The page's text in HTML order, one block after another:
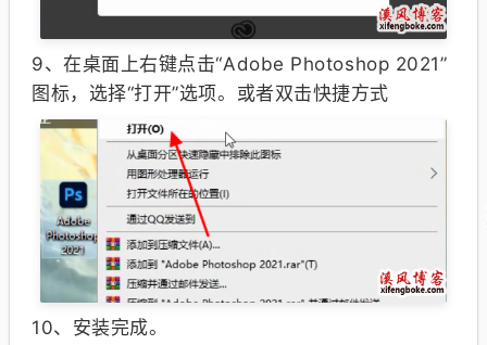
9、在桌面上右键点击“Adobe Photoshop 2021”
图标，选择“打开”选项。或者双击快捷方式
10、安装完成。